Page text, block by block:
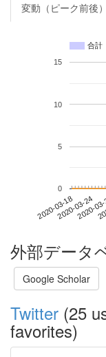
変動（ピーク前後）
合計
2020-03-182020-03-24
2020-
0
5
10
15
外部データ
Google Scholar
Twitter (25
favorites)